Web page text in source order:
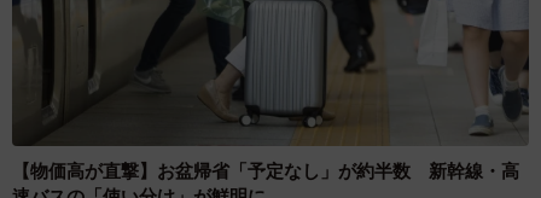
【物価高が直撃】お盆帰省「予定なし」が約半数 新幹線・高